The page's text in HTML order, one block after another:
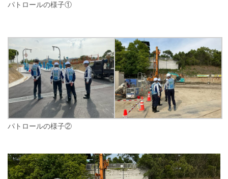
パトロールの様子①
パトロールの様子②